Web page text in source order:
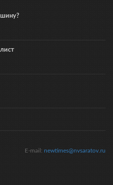
E-mail: newtimes@nvsaratov.ru